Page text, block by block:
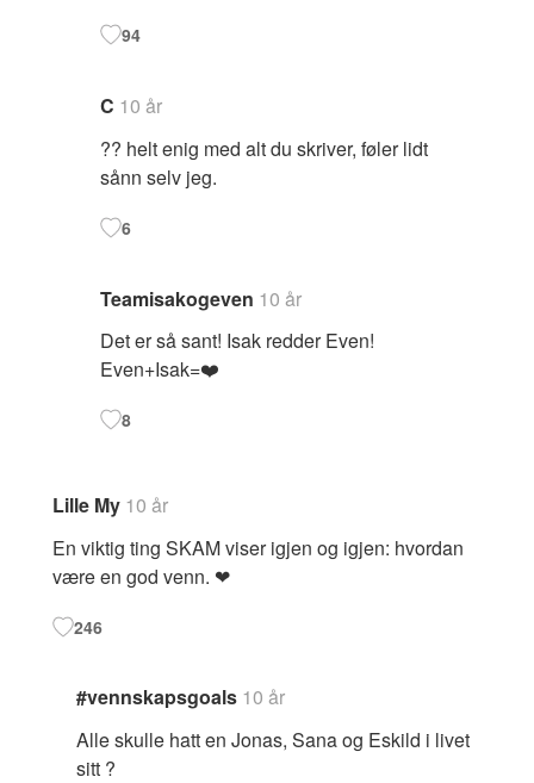
94
C 10 år
?? helt enig med alt du skriver, føler lidt
sånn selv jeg.
6
Teamisakogeven 10 år
Det er så sant! Isak redder Even!
Even+Isak=❤️
8
Lille My 10 år
En viktig ting SKAM viser igjen og igjen: hvordan
være en god venn. ❤
246
#vennskapsgoals 10 år
Alle skulle hatt en Jonas, Sana og Eskild i livet
sitt ?